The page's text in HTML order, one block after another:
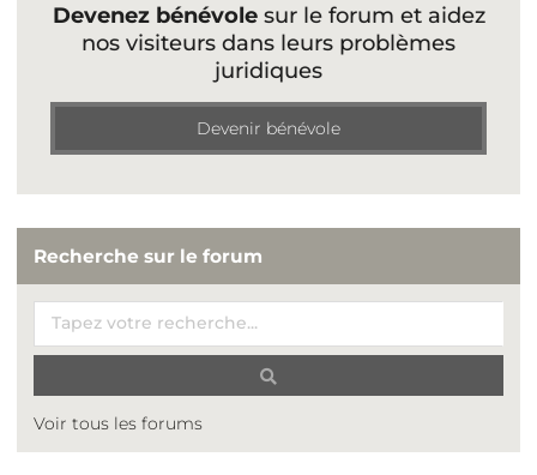
Devenez bénévolesur le forum et aidez
nos visiteurs dans leurs problèmes
juridiques
Devenir bénévole
Recherche sur le forum
Voir tous les forums